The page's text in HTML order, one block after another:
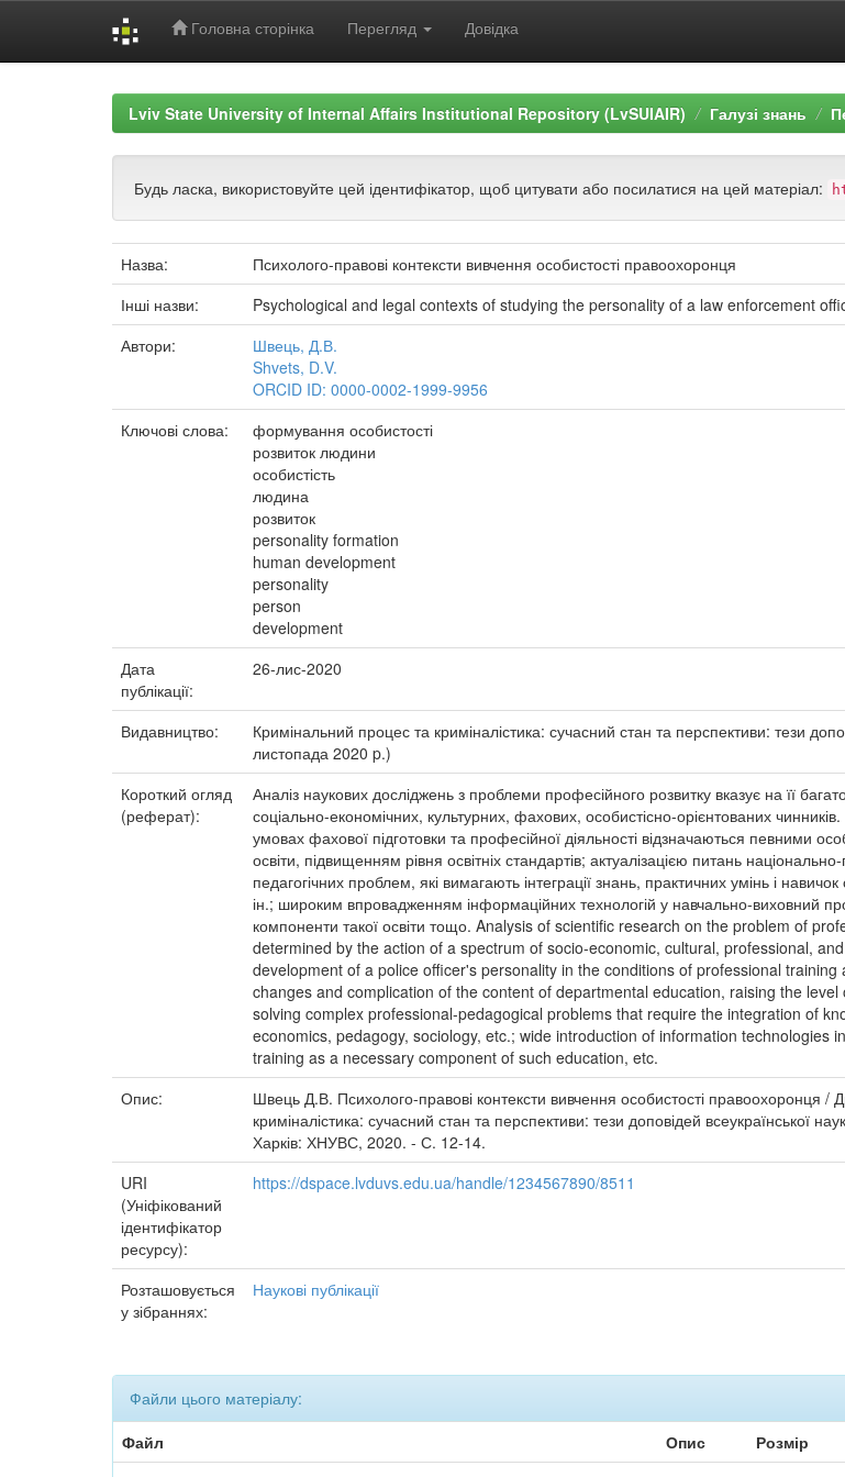
Головна сторінка Перегляд Довідка
Lviv State University of Internal Affairs Institutional Repository (LvSUIAIR) Галузі знань
Будь ласка, використовуйте цей ідентифікатор, щоб цитувати або посилатися на цей матеріал:
Назва:
Психолого-правові контексти вивчення особистості правоохоронця
Інші назви:
Psychological and legal contexts of studying the personality of a law enforcement
Автори:
Швець, Д.В.
Shvets, D.V.
ORCID ID: 0000-0002-1999-9956
Ключові слова:
формування особистості
розвиток людини
особистість
людина
розвиток
personality formation
human development
personality
person
development
Дата
публікації:
26-лис-2020
Видавництво:
Кримінальний процес та криміналістика: сучасний стан та перспективи: тези
листопада 2020 p.)
Короткий огляд
(реферат):
Аналіз наукових досліджень з проблеми професійного розвитку вказує на її
соціально-економічних, культурних, фахових, особистісно-орієнтованих
умовах фахової підготовки та професійної діяльності відзначаються певними
освіти, підвищенням рівня освітніх стандартів; актуалізацією питань
педагогічних проблем, які вимагають інтеграції знань, практичних умінь і
ін.; широким впровадженням інформаційних технологій у навчально-виховний
компоненти такої освіти тощо. Analysis of scientific research on the problem of
determined by the action of a spectrum of socio-economic, cultural, professional,
development of a police officer's personality in the conditions of professional
changes and complication of the content of departmental education, raising the
solving complex professional-pedagogical problems that require the integration of
economics, pedagogy, sociology, etc.; wide introduction of information
training as a necessary component of such education, etc.
Опис:
Швець Д.В. Психолого-правові контексти вивчення особистості
криміналістика: сучасний стан та перспективи: тези доповідей всеукраїнської
Харків: ХНУВС, 2020. - С. 12-14.
URI
(Уніфікований
ідентифікатор
ресурсу):
https://dspace.lvduvs.edu.ua/handle/1234567890/8511
Розташовується
у зібраннях:
Наукові публікації
Файли цього матеріалу:
Файл
Опис Розмір